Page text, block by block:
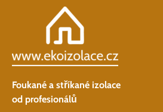
Foukané a stříkané izolace
od profesionálů